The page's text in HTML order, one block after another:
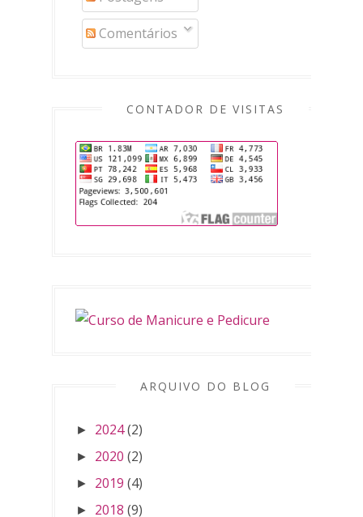
Comentários
CONTADOR DE VISITAS
ARQUIVO DO BLOG
► 2024(2)
► 2020 (2)
► 2019 (4)
► 2018 (9)